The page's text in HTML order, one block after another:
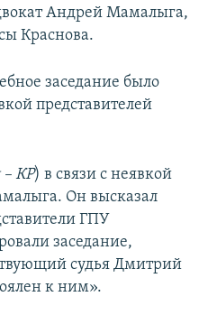
Андрей Мамалыга,
Краснова.
заседание было
представителей
– КР) в связи с неявкой
Он высказал
ГПУ
заседание,
судья Дмитрий
к ним».